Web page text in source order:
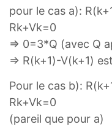
pour le cas a):
Rk+Vk=0
=> 0=3*Q (avec Q
=> R(k+1)-V(k+1)
Pour le cas b):
Rk+Vk=0
(pareil que pour a)